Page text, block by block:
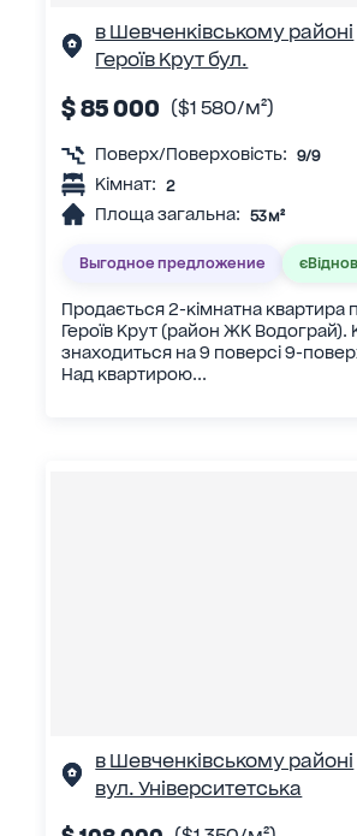
в Шевченківському районі
Героїв Крут бул.
$ 85 000 ($1 580/м²)
Поверх/Поверховість: 9/9
Кімнат: 2
Площа загальна: 53 м²
Выгодное предложение
Продається 2-кімнатна квартира
Героїв Крут (район ЖК Водограй).
знаходиться на 9 поверсі 9-
Над квартирою...
в Шевченківському районі
вул. Університетська